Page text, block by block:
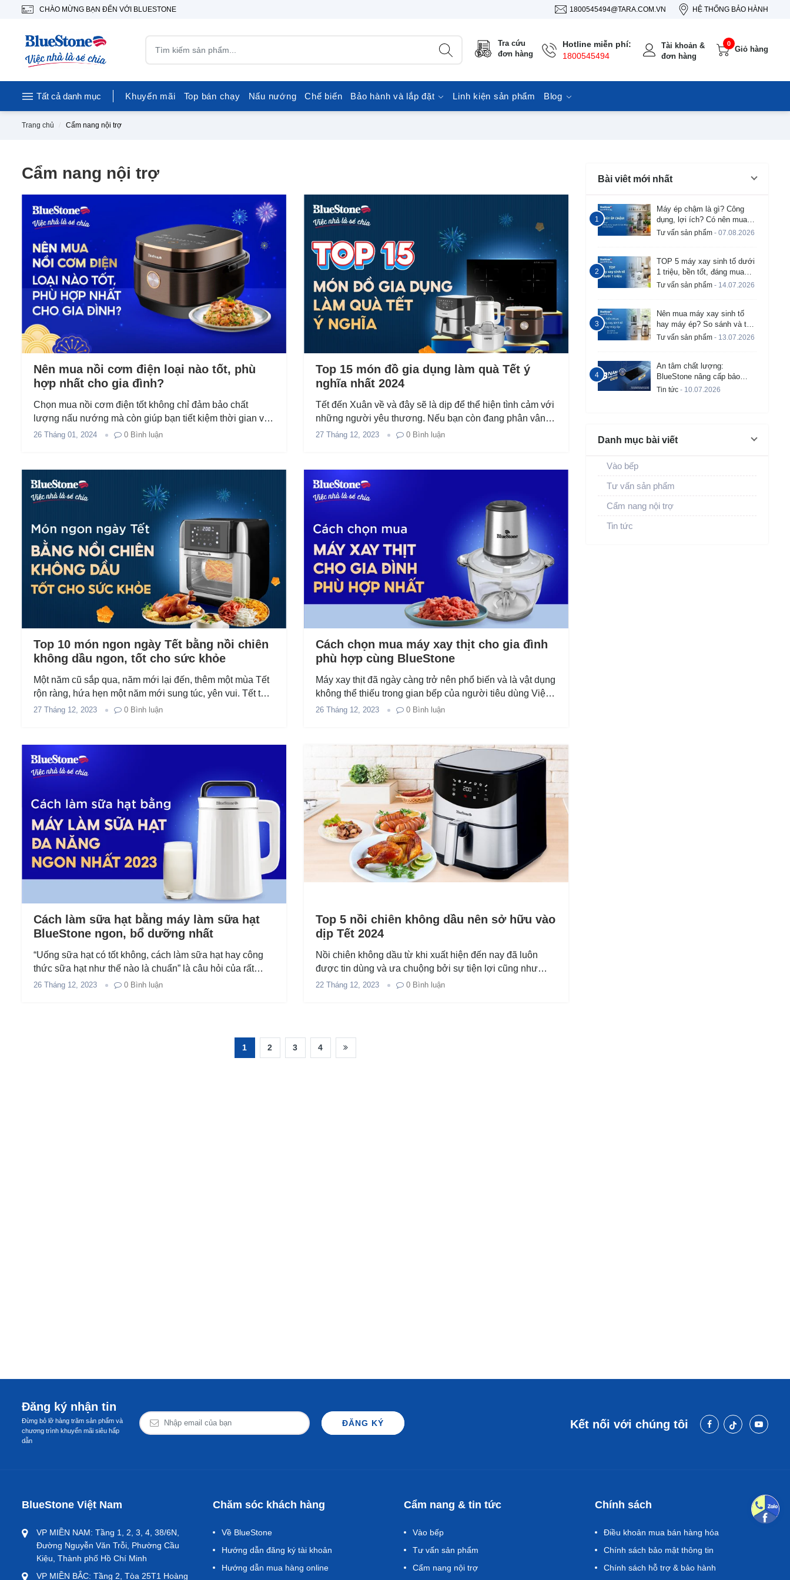
CHÀO MỪNG BẠN ĐẾN VỚI BLUESTONE 1800545494@TARA.COM.VN HỆ THỐNG BẢO HÀNH
Tra cứu
đơn hàng
Hotline miễn phí:
1800545494
Tài khoản &
đơn hàng
0
Giỏ hàng
Tất cả danh mục Khuyến mãi Top bán chạy Nấu nướng Chế biến Bảo hành và lắp đặt Linh kiện sản phẩm Blog
Trang chủ Cẩm nang nội trợ
Cẩm nang nội trợ
Nên mua nồi cơm điện loại nào tốt, phù
hợp nhất cho gia đình?
Chọn mua nồi cơm điện tốt không chỉ đảm bảo chất
lượng nấu nướng mà còn giúp bạn tiết kiệm thời gian và
giảm chi phí sửa chữa đáng kể nếu lỡ mua hàng không...
26 Tháng 01, 2024 0 Bình luận
Top 15 món đồ gia dụng làm quà Tết ý
nghĩa nhất 2024
Tết đến Xuân về và đây sẽ là dịp để thể hiện tình cảm với
những người yêu thương. Nếu bạn còn đang phân vân
không biết tặng quà gì cho người thân, bạn bè,......
27 Tháng 12, 2023 0 Bình luận
Top 10 món ngon ngày Tết bằng nồi chiên
không dầu ngon, tốt cho sức khỏe
Một năm cũ sắp qua, năm mới lại đến, thêm một mùa Tết
rộn ràng, hứa hẹn một năm mới sung túc, yên vui. Tết thì
không thể thiếu hương vị truyền thống đến từ...
27 Tháng 12, 2023 0 Bình luận
Cách chọn mua máy xay thịt cho gia đình
phù hợp cùng BlueStone
Máy xay thịt đã ngày càng trở nên phổ biến và là vật dụng
không thể thiếu trong gian bếp của người tiêu dùng Việt
Nam bởi sự tiện lợi mà nó đem lại. Tuy...
26 Tháng 12, 2023 0 Bình luận
Cách làm sữa hạt bằng máy làm sữa hạt
BlueStone ngon, bổ dưỡng nhất
“Uống sữa hạt có tốt không, cách làm sữa hạt hay công
thức sữa hạt như thế nào là chuẩn” là câu hỏi của rất
nhiều người dùng quan tâm tìm hiểu. Vậy nên, hãy...
26 Tháng 12, 2023 0 Bình luận
Top 5 nồi chiên không dầu nên sở hữu vào
dịp Tết 2024
Nồi chiên không dầu từ khi xuất hiện đến nay đã luôn
được tin dùng và ưa chuộng bởi sự tiện lợi cũng như
giảm mỡ, giảm béo. Hơn thế nữa, trong dịp Tết này...
22 Tháng 12, 2023 0 Bình luận
1 2 3 4
Bài viêt mới nhất
Máy ép chậm là gì? Công
dụng, lợi ích? Có nên mua
không?
Tư vấn sản phẩm - 07.08.2026
TOP 5 máy xay sinh tố dưới
1 triệu, bền tốt, đáng mua
2026
Tư vấn sản phẩm - 14.07.2026
Nên mua máy xay sinh tố
hay máy ép? So sánh và tư
vấn chi tiết
Tư vấn sản phẩm - 13.07.2026
An tâm chất lượng:
BlueStone nâng cấp bảo
hành bếp từ âm lên đến 3
Tin tức - 10.07.2026
Danh mục bài viết
Vào bếp
Tư vấn sản phẩm
Cẩm nang nội trợ
Tin tức
Đăng ký nhận tin
Đừng bỏ lỡ hàng trăm sản phẩm và
chương trình khuyến mãi siêu hấp
dẫn
ĐĂNG KÝ Kết nối với chúng tôi
BlueStone Việt Nam
VP MIỀN NAM: Tầng 1, 2, 3, 4, 38/6N,
Đường Nguyễn Văn Trỗi, Phường Cầu
Kiệu, Thành phố Hồ Chí Minh
VP MIỀN BẮC: Tầng 2, Tòa 25T1 Hoàng
Chăm sóc khách hàng
Về BlueStone
Hướng dẫn đăng ký tài khoản
Hướng dẫn mua hàng online
Cẩm nang & tin tức
Vào bếp
Tư vấn sản phẩm
Cẩm nang nội trợ
Chính sách
Điều khoản mua bán hàng hóa
Chính sách bảo mật thông tin
Chính sách hỗ trợ & bảo hành